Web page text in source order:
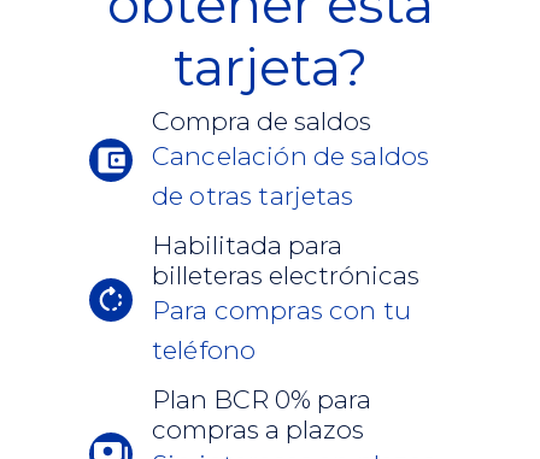
tarjeta?
Compra de saldos
Cancelación de saldos
de otras tarjetas
Habilitada para
billeteras electrónicas
Para compras con tu
teléfono
Plan BCR 0% para
compras a plazos